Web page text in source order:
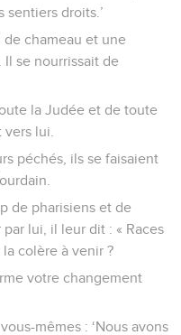
sentiers droits.’
chameau et une
se nourrissait de
la Judée et de toute
lui.
péchés, ils se faisaient
de pharisiens et de
lui, il leur dit : « Races
colère à venir ?
votre changement
mêmes : ‘Nous avons